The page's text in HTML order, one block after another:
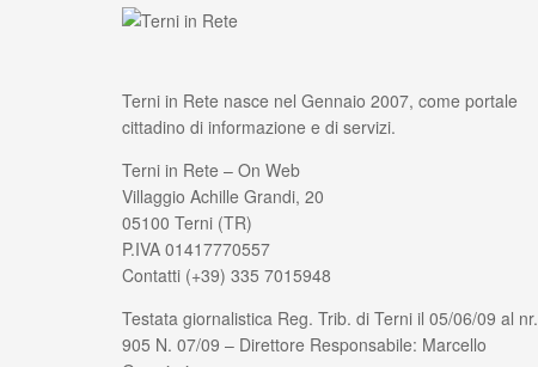
Terni in Rete nasce nel Gennaio 2007, come portale
cittadino di informazione e di servizi.
Terni in Rete – On Web
Villaggio Achille Grandi, 20
05100 Terni (TR)
P.IVA 01417770557
Contatti (+39) 335 7015948
Testata giornalistica Reg. Trib. di Terni il 05/06/09 al nr.
905 N. 07/09 – Direttore Responsabile: Marcello